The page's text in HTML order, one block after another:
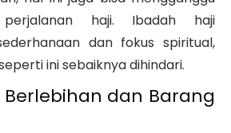
haji. Ibadah haji
dan fokus spiritual,
ini sebaiknya dihindari.
Berlebihan dan Barang